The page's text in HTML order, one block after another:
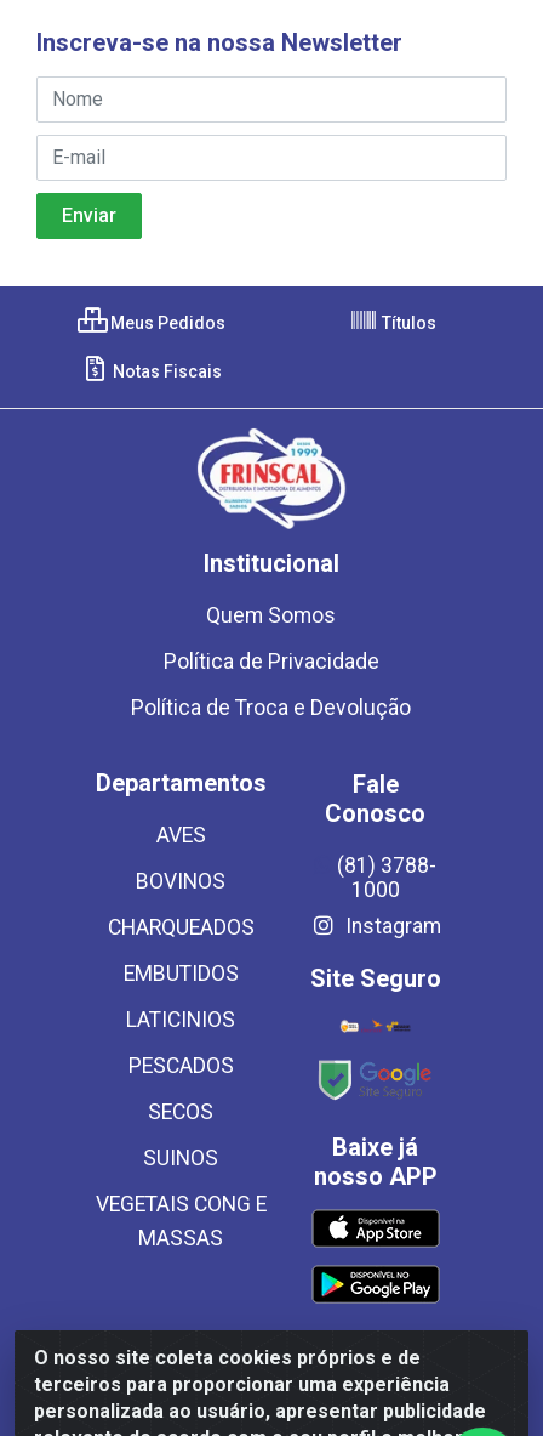
Inscreva-se na nossa Newsletter
O nosso site coleta cookies próprios e de
terceiros para proporcionar uma experiência
personalizada ao usuário, apresentar publicidade
Meus Pedidos Títulos
Notas Fiscais
Institucional
Quem Somos
Política de Privacidade
Política de Troca e Devolução
Departamentos
AVES
BOVINOS
CHARQUEADOS
EMBUTIDOS
LATICINIOS
PESCADOS
SECOS
SUINOS
VEGETAIS CONG E
MASSAS
Fale
Conosco
(81) 3788-
1000
Instagram
Site Seguro
Baixe já
nosso APP
Frinscal - Distribuidora e Importadora de Alimentos LTDA -
Rodovia BR 101 Sul Km 187, 310 Galpão - Santa Rosa,
Palmares/PE - CEP 55540-000 - CNPJ 03.504.437/0001-50